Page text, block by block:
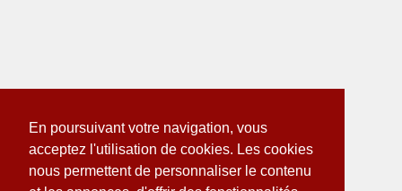
En poursuivant votre navigation, vous
acceptez l'utilisation de cookies. Les cookies
nous permettent de personnaliser le contenu